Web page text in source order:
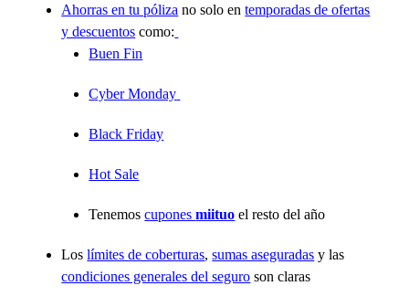
Ahorras en tu póliza no solo entemporadas de ofertas
y descuentos como:
Buen Fin
Cyber Monday
Black Friday
Hot Sale
Tenemos cuponesmiituo el resto del año
Los límites de coberturas, sumas aseguradas y las
condiciones generales del seguro son claras